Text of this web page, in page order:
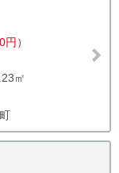
）
㎡